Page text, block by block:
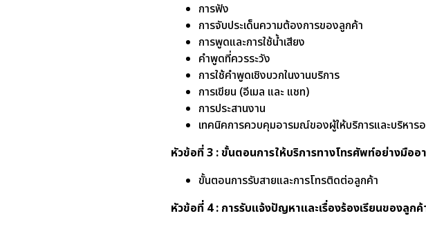
การฟัง
การจับประเด็นความต้องการของลูกค้า
การพูดและการใช้น้ำเสียง
คำพูดที่ควรระวัง
การใช้คำพูดเชิงบวกในงานบริการ
การเขียน (อีเมล และ แชท)
การประสานงาน
เทคนิคการควบคุมอารมณ์ของผู้ให้บริการและบริหา
หัวข้อที่ 3 : ขั้นตอนการให้บริการทางโทรศัพท์อย่างมืออ
ขั้นตอนการรับสายและการโทรติดต่อลูกค้า
หัวข้อที่ 4 : การรับแจ้งปัญหาและเรื่องร้องเรียนของลูกค้